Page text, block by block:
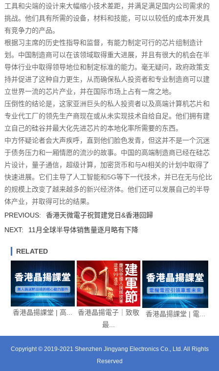
工具和尖端的设计来大幅缩小技术差距，并满足满足国内公司需求的
挑战。他们具有所需的设备，材料和技能，可以以较低的成本开发具
有竞争力的产品。
根据习主席的历史性指导和监督，有能力制定可行的芯片组制造计
划。中国制造商可以在该领域取得重大进展，并且有很大的机会在半
导体行业中取得领导地位和制定标准的能力。毫无疑问，政府政策支
持并促进了这种自力更生，从而确保私人投资者和专业制造商可以建
立世界一流的芯片产业，并在国际市场上占有一席之地。
压倒性的结论是，这家亚洲巨头的私人投资者以及高端计算机芯片和
专业代工厂的领先生产商现在或从未实现技术自给自足。他们拥有建
立自己的硅谷并最大化先进芯片的本地化率所需要的东西。
中方怀疑论者会大声疾呼，直到他们脸色发青，但这并不是一个沉迷
于债务压力和一厢情愿的流沙的故事。中国的高端制造商已经在硅芯
片设计，量子通信，超级计算，加密货币和与AI相关的计划中取得了
快速进展。它们主导了人工智能和5G等下一代技术，并已在无与伦比
的规模上改变了越来越多的新兴经济体。他们还可以发展自己的半导
体产业，并取得可比的结果。
PREVIOUS:
香港天微電子祝賀建党日&香港回歸
NEXT:
11月全球半导体销售量逐月略有下降
RELATED
香港晶揚課堂 | 高...
香港晶揚電子｜致敬
最...
香港晶揚課堂 | 電...
Copyright © 2019-2021 Shenzhen Jingyang Electronics Co., Ltd. All Rights
Reserved